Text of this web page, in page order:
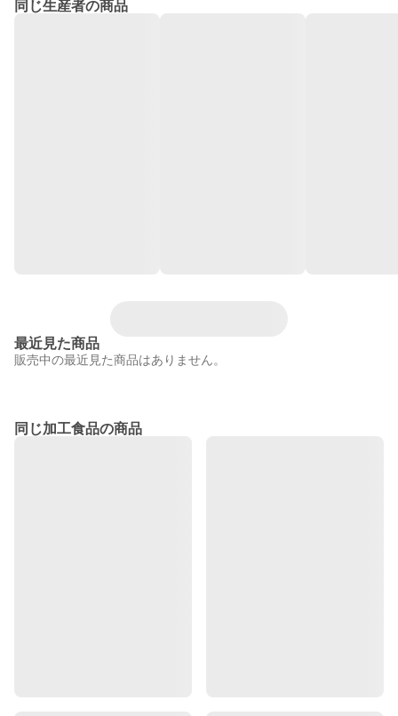
同じ生産者の商品
最近見た商品
販売中の最近見た商品はありません。
同じ加工食品の商品